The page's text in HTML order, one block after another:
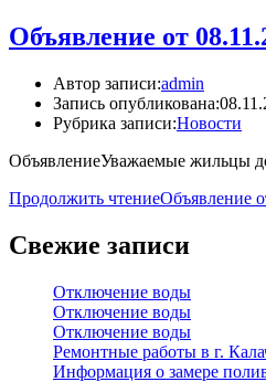
Объявление от
Автор записи:admin
Запись опубликована:
Рубрика записи:Новости
ОбъявлениеУважаемые жильцы
Продолжить чтениеОбъявление
Свежие записи
Отключение воды
Отключение воды
Отключение воды
Ремонтные работы в г.
Информация о замере